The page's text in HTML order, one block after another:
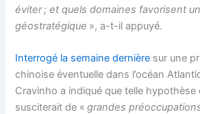
éviter ; et quels domaines favorisent
géostratégique », a-t-il appuyé.
Interrogé la semaine dernière sur une
chinoise éventuelle dans l’océan
Cravinho a indiqué que telle hypothèse
susciterait de «grandes